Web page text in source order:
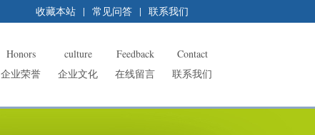
收藏本站 | 常见问答 | 联系我们
Honors
企业荣誉
culture
企业文化
Feedback
在线留言
Contact
联系我们